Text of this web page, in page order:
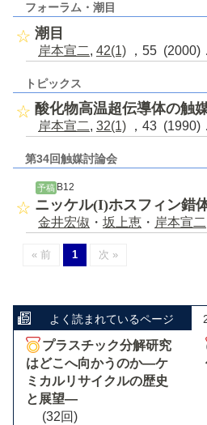
フォーラム・潮目
潮目
岸本宣二, 42(1) ，55 (2000)
トピックス
酸化物高温超伝導体の触
岸本宣二, 32(1) ，43 (1990)
第34回触媒討論会
予稿B12
ニッケル(I)ホスフィン錯
金井宏俶 ・ 坂上恵 ・ 岸本宣二
« 前 1 次 »
よく読まれているページ
プラスチック分解研究
はどこへ向かうのか―ケ
ミカルリサイクルの歴史
と展望―
(32回)